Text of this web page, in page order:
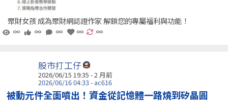
聚財女孩 成為聚財網認證作家 解鎖您的專屬福利與功能！
∞
∞ ∞ ∞ ∞
股市打工仔
2026/06/15 19:35 - 2 月前
2026/06/16 04:33 - ac616
被動元件全面噴出！資金從記憶體一路燒到矽晶圓